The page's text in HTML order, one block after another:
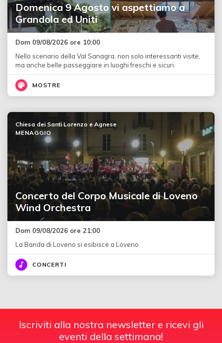
Domenica 9 Agosto vi aspettiamo a
Grandola ed Uniti
Dom 09/08/2026 ore 10:00
Nello scenario della Val Sanagra, non solo interessanti visite,
ma anche belle passeggiare in luoghi freschi e sicuri.
MOSTRE
Concerto del Corpo Musicale di Loveno
Wind Orchestra
Chiesa dei Santi Lorenzo e Agnese
MENAGGIO
Dom 09/08/2026 ore 21:00
La Banda di Loveno si esibisce a Loveno
CONCERTI
Iscriviti alla nostra newsletter e ricevi gli
eventi della settimana!